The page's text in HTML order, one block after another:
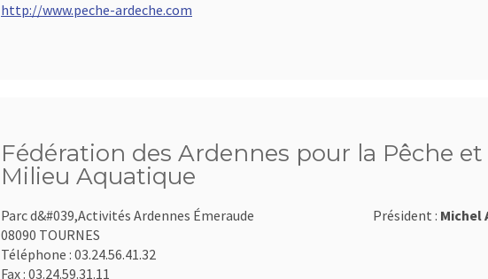
http://www.peche-ardeche.com
Fédération des Ardennes pour la Pêche
Milieu Aquatique
Parc d&#039,Activités Ardennes Émeraude
08090 TOURNES
Téléphone : 03.24.56.41.32
Fax : 03.24.59.31.11
Président : Michel